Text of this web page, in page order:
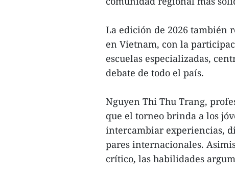
La edición de 2026 también
en Vietnam, con la
escuelas especializadas,
debate de todo el país.
Nguyen Thi Thu Trang,
que el torneo brinda a los
intercambiar experiencias,
pares internacionales.
crítico, las habilidades